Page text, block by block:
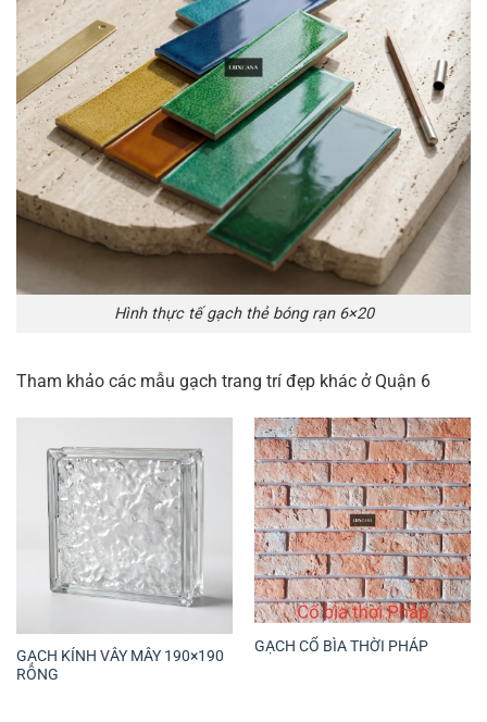
Hình thực tế gạch thẻ bóng rạn 6×20
Tham khảo các mẫu gạch trang trí đẹp khác ở Quận 6
GẠCH KÍNH VÂY MÂY 190×190
RỖNG
GẠCH CỔ BÌA THỜI PHÁP